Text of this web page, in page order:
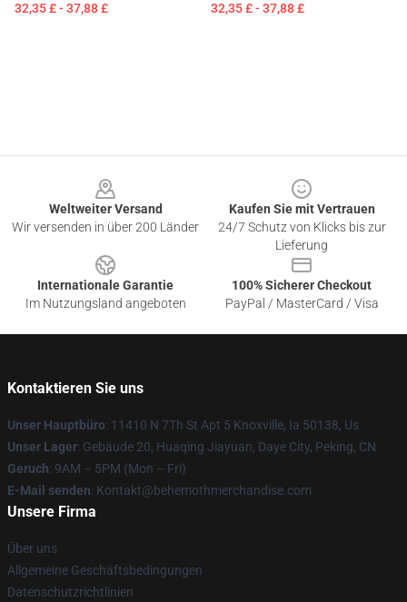
32,35 £ - 37,88 £ 32,35 £ - 37,88 £
Weltweiter Versand
Wir versenden in über 200 Länder
Kaufen Sie mit Vertrauen
24/7 Schutz von Klicks bis zur
Lieferung
Internationale Garantie
Im Nutzungsland angeboten
100% Sicherer Checkout
PayPal / MasterCard / Visa
Kontaktieren Sie uns
Unser Hauptbüro: 11410 N 7Th St Apt 5 Knoxville, Ia 50138, Us
Unser Lager: Gebäude 20, Huaqing Jiayuan, Daye City, Peking, CN
Geruch: 9AM – 5PM (Mon – Fri)
E-Mail senden: Kontakt@behemothmerchandise.com
Unsere Firma
Über uns
Allgemeine Geschäftsbedingungen
Datenschutzrichtlinien